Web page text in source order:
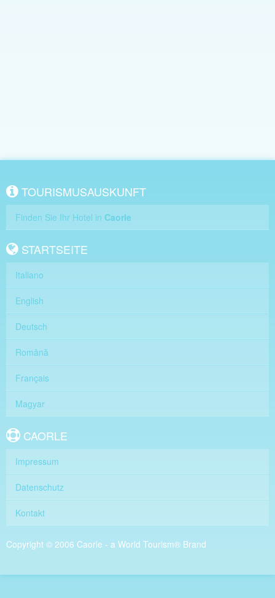
TOURISMUSAUSKUNFT
Finden Sie Ihr Hotel in Caorle
STARTSEITE
Italiano
English
Deutsch
Română
Français
Magyar
CAORLE
Impressum
Datenschutz
Kontakt
Copyright © 2006 Caorle - a World Tourism® Brand